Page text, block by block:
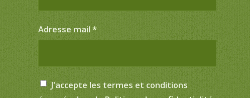
Adresse mail*
J'accepte les termes et conditions